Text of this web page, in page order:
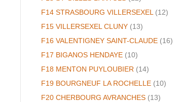
F14 STRASBOURG VILLERSEXEL (12)
F15 VILLERSEXEL CLUNY (13)
F16 VALENTIGNEY SAINT-CLAUDE (16)
F17 BIGANOS HENDAYE (10)
F18 MENTON PUYLOUBIER (14)
F19 BOURGNEUF LA ROCHELLE (10)
F20 CHERBOURG AVRANCHES (13)